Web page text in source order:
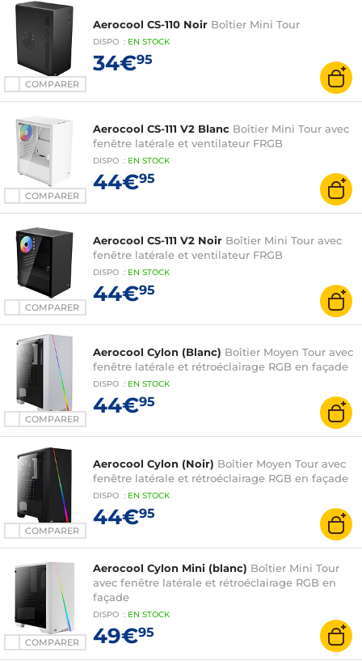
COMPARER
Aerocool CS-110 Noir Boîtier Mini Tour
DISPO : EN STOCK
34€95
COMPARER
Aerocool CS-111 V2 Blanc Boîtier Mini Tour avec
fenêtre latérale et ventilateur FRGB
DISPO : EN STOCK
44€95
COMPARER
Aerocool CS-111 V2 Noir Boîtier Mini Tour avec
fenêtre latérale et ventilateur FRGB
DISPO : EN STOCK
44€95
COMPARER
Aerocool Cylon (Blanc) Boîtier Moyen Tour avec
fenêtre latérale et rétroéclairage RGB en façade
DISPO : EN STOCK
44€95
COMPARER
Aerocool Cylon (Noir) Boîtier Moyen Tour avec
fenêtre latérale et rétroéclairage RGB en façade
DISPO : EN STOCK
44€95
COMPARER
Aerocool Cylon Mini (blanc) Boîtier Mini Tour
avec fenêtre latérale et rétroéclairage RGB en
façade
DISPO : EN STOCK
49€95